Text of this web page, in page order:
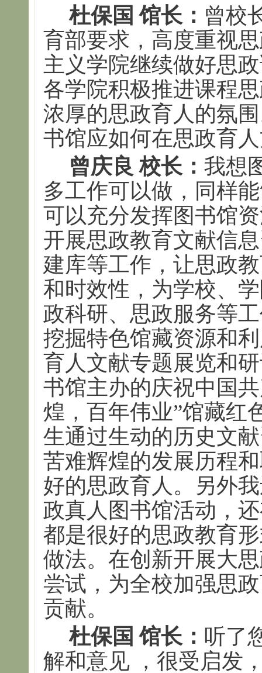
杜保国 馆长： 曾校
育部要求，高度重视
主义学院继续做好思
各学院积极推进课程
浓厚的思政育人的氛
书馆应如何在思政育
曾庆良 校长： 我想
多工作可以做，同样
可以充分发挥图书馆
开展思政教育文献信
建库等工作，让思政
和时效性，为学校、
政科研、思政服务等
挖掘特色馆藏资源和
育人文献专题展览和
书馆主办的庆祝中国
煌，百年伟业”馆藏红
生通过生动的历史文
苦难辉煌的发展历程
好的思政育人。另外
政真人图书馆活动，
都是很好的思政教育
做法。在创新开展大
尝试，为全校加强思
贡献。
杜保国 馆长： 听了
解和意见 ，很受启发